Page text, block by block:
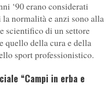
‘90 erano considerati
normalità e anzi sono alla
scientifico di un settore
quello della cura e della
sport professionistico.
“Campi in erba e